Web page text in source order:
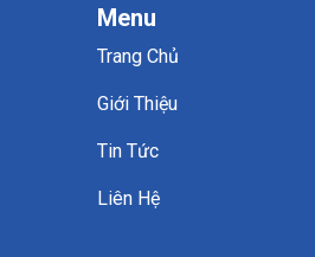
Menu
Trang Chủ
Giới Thiệu
Tin Tức
Liên Hệ